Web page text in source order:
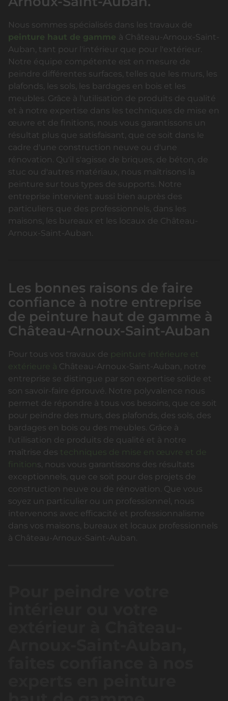
Nous sommes spécialisés dans les travaux de
peinture haut de gamme à Château-Arnoux-Saint-
Auban, tant pour l'intérieur que pour l'extérieur.
Notre équipe compétente est en mesure de
peindre différentes surfaces, telles que les murs, les
plafonds, les sols, les bardages en bois et les
meubles. Grâce à l'utilisation de produits de qualité
et à notre expertise dans les techniques de mise en
œuvre et de finitions, nous vous garantissons un
résultat plus que satisfaisant, que ce soit dans le
cadre d'une construction neuve ou d'une
rénovation. Qu'il s'agisse de briques, de béton, de
stuc ou d'autres matériaux, nous maîtrisons la
peinture sur tous types de supports. Notre
entreprise intervient aussi bien auprès des
particuliers que des professionnels, dans les
maisons, les bureaux et les locaux de Château-
Arnoux-Saint-Auban.
Les bonnes raisons de faire
confiance à notre entreprise
de peinture haut de gamme à
Château-Arnoux-Saint-Auban
Pour tous vos travaux de peinture intérieure et
extérieure à Château-Arnoux-Saint-Auban, notre
entreprise se distingue par son expertise solide et
son savoir-faire éprouvé. Notre polyvalence nous
permet de répondre à tous vos besoins, que ce soit
pour peindre des murs, des plafonds, des sols, des
bardages en bois ou des meubles. Grâce à
l'utilisation de produits de qualité et à notre
maîtrise des techniques de mise en œuvre et de
finitions, nous vous garantissons des résultats
exceptionnels, que ce soit pour des projets de
construction neuve ou de rénovation. Que vous
soyez un particulier ou un professionnel, nous
intervenons avec efficacité et professionnalisme
dans vos maisons, bureaux et locaux professionnels
à Château-Arnoux-Saint-Auban.